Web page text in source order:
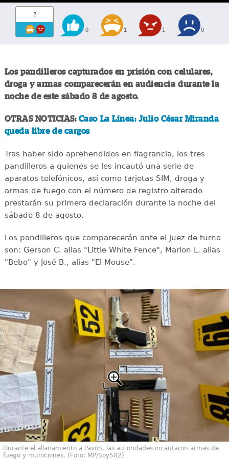
2
0 1 1 0
Los pandilleros capturados en prisión con celulares,
droga y armas comparecerán en audiencia durante la
noche de este sábado 8 de agosto.
OTRAS NOTICIAS: Caso La Línea: Julio César Miranda
queda libre de cargos
Tras haber sido aprehendidos en flagrancia, los tres
pandilleros a quienes se les incautó una serie de
aparatos telefónicos, así como tarjetas SIM, droga y
armas de fuego con el número de registro alterado
prestarán su primera declaración durante la noche del
sábado 8 de agosto.
Los pandilleros que comparecerán ante el juez de turno
son: Gerson C. alias "Little White Fence", Marlon L. alias
"Bebo" y José B., alias "El Mouse".
Durante el allanamiento a Pavón, las autoridades incautaron armas de
fuego y municiones. (Foto: MP/Soy502)